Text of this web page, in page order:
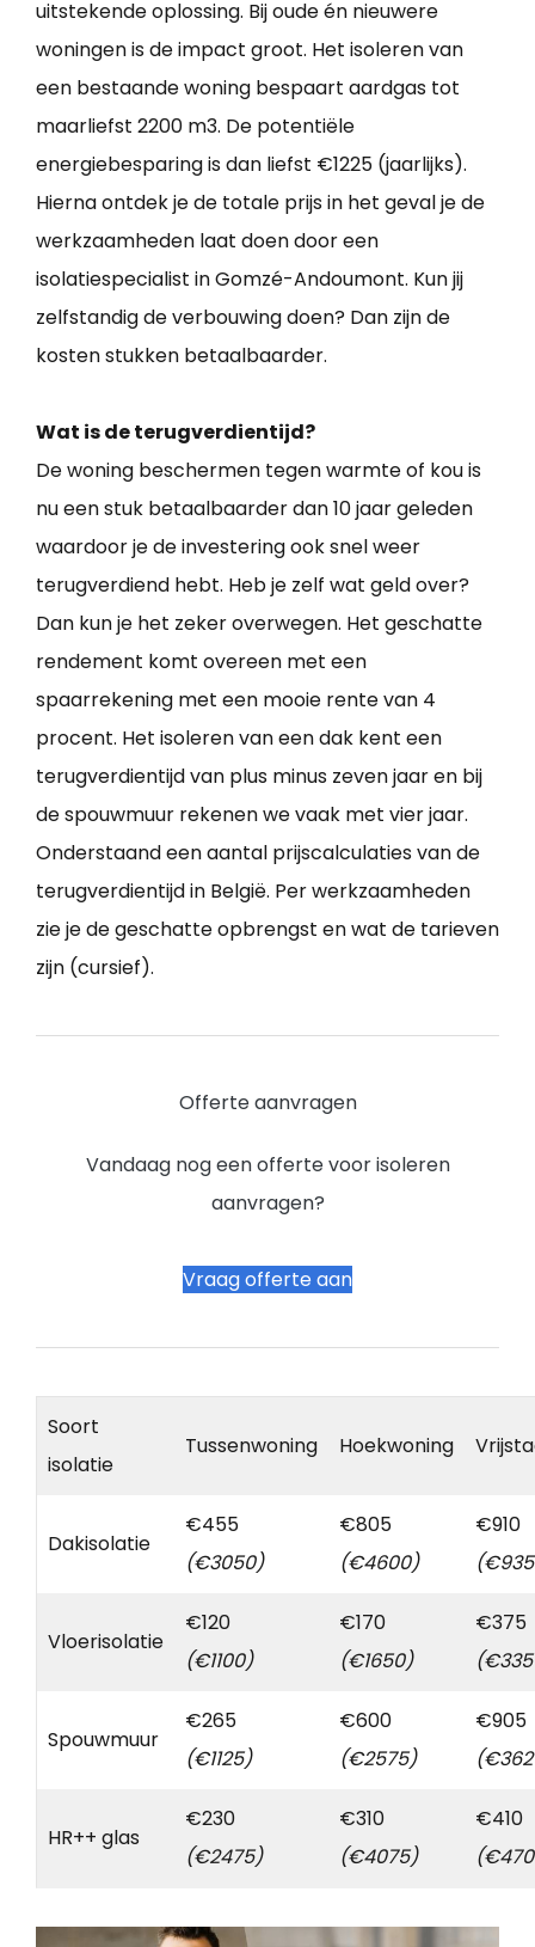
uitstekende oplossing. Bij oude én nieuwere
woningen is de impact groot. Het isoleren van
een bestaande woning bespaart aardgas tot
maarliefst 2200 m3. De potentiële
energiebesparing is dan liefst €1225 (jaarlijks).
Hierna ontdek je de totale prijs in het geval je de
werkzaamheden laat doen door een
isolatiespecialist in Gomzé-Andoumont. Kun jij
zelfstandig de verbouwing doen? Dan zijn de
kosten stukken betaalbaarder.
Wat is de terugverdientijd?
De woning beschermen tegen warmte of kou is
nu een stuk betaalbaarder dan 10 jaar geleden
waardoor je de investering ook snel weer
terugverdiend hebt. Heb je zelf wat geld over?
Dan kun je het zeker overwegen. Het geschatte
rendement komt overeen met een
spaarrekening met een mooie rente van 4
procent. Het isoleren van een dak kent een
terugverdientijd van plus minus zeven jaar en bij
de spouwmuur rekenen we vaak met vier jaar.
Onderstaand een aantal prijscalculaties van de
terugverdientijd in België. Per werkzaamheden
zie je de geschatte opbrengst en wat de tarieven
zijn (cursief).
Offerte aanvragen
Vandaag nog een offerte voor isoleren
aanvragen?
Vraag offerte aan
Soort
isolatie
Tussenwoning Hoekwoning
Dakisolatie
€455
(€3050)
€805
(€4600)
€910
Vloerisolatie
€120
(€1100)
€170
(€1650)
€375
Spouwmuur
€265
(€1125)
€600
(€2575)
€905
HR++ glas
€230
(€2475)
€310
(€4075)
€410